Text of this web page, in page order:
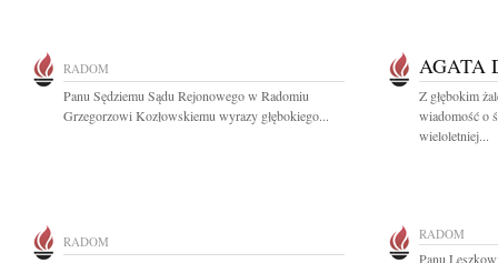
RADOM
Panu Sędziemu Sądu Rejonowego w Radomiu
Grzegorzowi Kozłowskiemu wyrazy głębokiego...
AGATA
Z głębokim
wiadomość o
wieloletniej...
RADOM RADOM
Panu